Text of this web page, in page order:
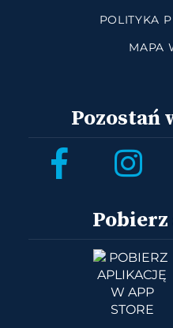
POLITYKA
MAPA
Pozostań